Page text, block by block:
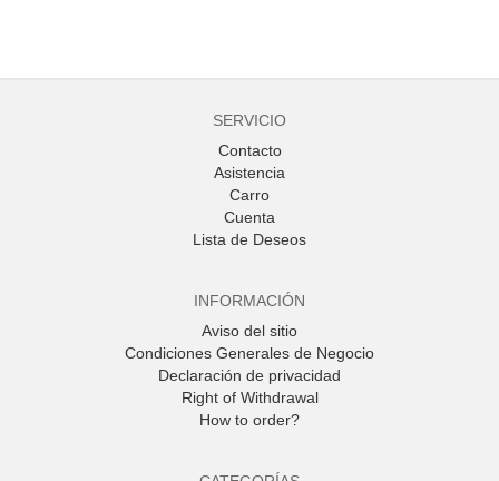
SERVICIO
Contacto
Asistencia
Carro
Cuenta
Lista de Deseos
INFORMACIÓN
Aviso del sitio
Condiciones Generales de Negocio
Declaración de privacidad
Right of Withdrawal
How to order?